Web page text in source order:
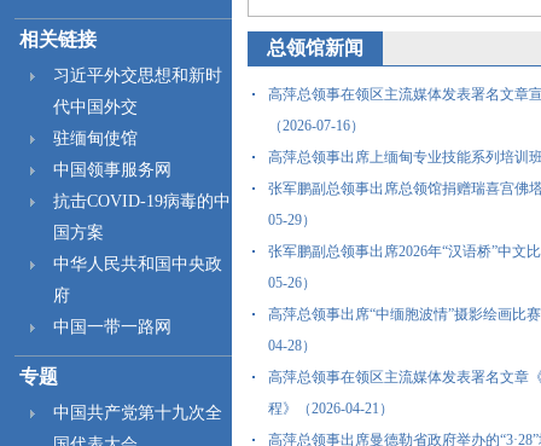
相关链接
习近平外交思想和新时
代中国外交
驻缅甸使馆
中国领事服务网
抗击COVID-19病毒的中
国方案
中华人民共和国中央政
府
中国一带一路网
专题
中国共产党第十九次全
总领馆新闻
高萍总领事在领区主流媒体发表署名文章
（2026-07-16）
高萍总领事出席上缅甸专业技能系列培训
张军鹏副总领事出席总领馆捐赠瑞喜宫佛
05-29）
张军鹏副总领事出席2026年“汉语桥”中文
05-26）
高萍总领事出席“中缅胞波情”摄影绘画比
04-28）
高萍总领事在领区主流媒体发表署名文章
程》（2026-04-21）
高萍总领事出席曼德勒省政府举办的